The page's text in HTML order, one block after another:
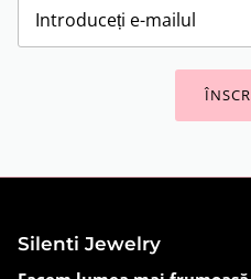
Silenti Jewelry